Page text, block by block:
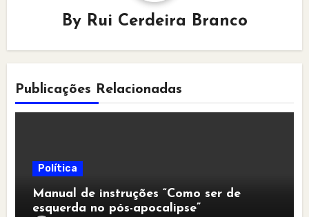
By Rui Cerdeira Branco
Publicações Relacionadas
Política
Manual de instruções “Como ser de
esquerda no pós-apocalipse”